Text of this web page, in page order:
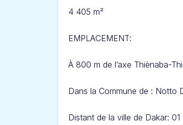
4 405 m²
EMPLACEMENT:
À 800 m de l’axe Thiènaba-
Dans la Commune de : Notto
Distant de la ville de Dakar: